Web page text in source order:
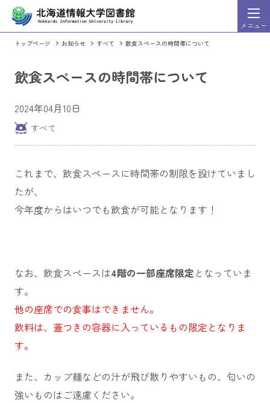
メニュー
トップページ お知らせ すべて 飲食スペースの時間帯について
飲食スペースの時間帯について
2024年04月10日
すべて
これまで、飲食スペースに時間帯の制限を設けていまし
たが、
今年度からはいつでも飲食が可能となります！
なお、飲食スペースは4階の一部座席限定 となっていま
す。
他の座席での食事はできません。
飲料は、蓋つきの容器に入っているもの限定となりま
す。
また、カップ麺などの汁が飛び散りやすいもの、匂いの
強いものはご遠慮ください。
検索
HIU Discovery利用ガイド
刊東洋経済」「一橋ビジネスレビュー」など、東洋経
ジネス・企業情報誌を検索・閲覧することができるサ
情報処理学会発行の出版物のうち会誌
論文集、英文誌の全文を収録。発行後